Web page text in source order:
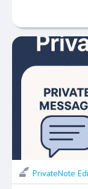
PrivateNote